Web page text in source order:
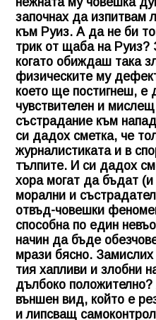
започнах да изпитвам
към Руиз. А да не би
трик от щаба на Руиз?
когато обиждаш така
физическите му
което ще постигнеш, е
чувствителен и
състрадание към
си дадох сметка, че
журналистиката и в
тълпите. И си дадох
хора могат да бъдат
морални и
отвъд-човешки
способна по един
начин да бъде
мрази бясно.
тия хапливи и злобни
дълбоко
външен вид, който е
и липсващ